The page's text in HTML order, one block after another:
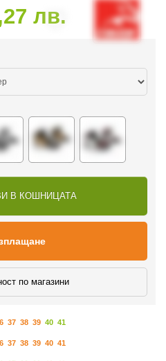
лв.
В КОШНИЦАТА
по магазини
37 38 39 40 41
37 38 39 40 41